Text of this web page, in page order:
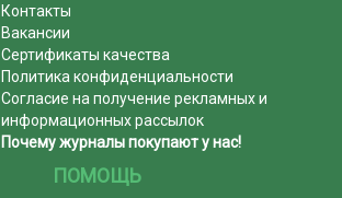
Контакты
Вакансии
Сертификаты качества
Политика конфиденциальности
Согласие на получение рекламных и
информационных рассылок
Почему журналы покупают у нас!
ПОМОЩЬ